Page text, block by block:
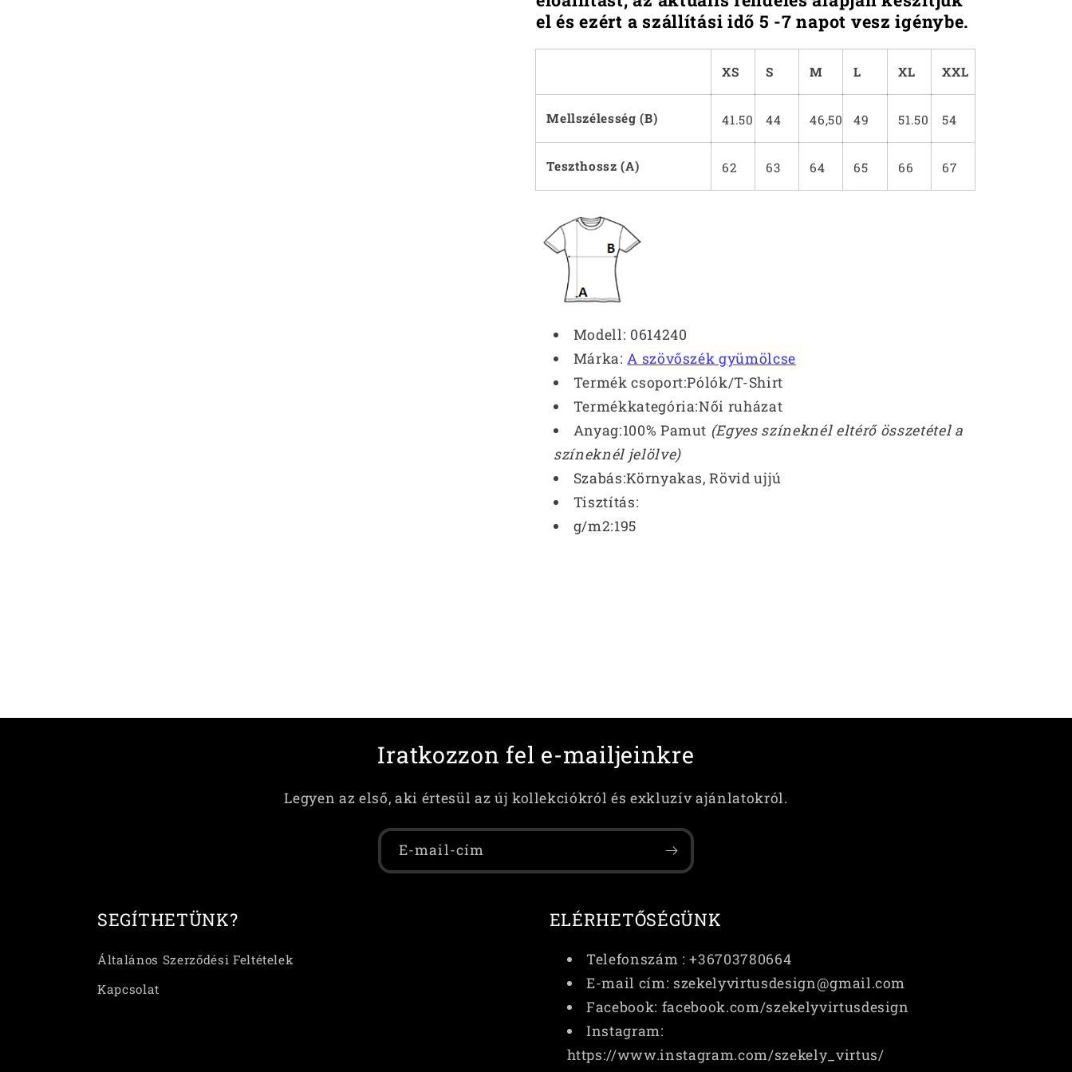
el és ezért a szállítási idő 5 -7 napot vesz igénybe.
XS S M L XL XXL
Mellszélesség (B) 41.50 44 46,50 49 51.50 54
Teszthossz (A) 62 63 64 65 66 67
Modell: 0614240
Márka:A szövőszék gyümölcse
Termék csoport:Pólók/T-Shirt
Termékkategória:Női ruházat
Anyag:100% Pamut (Egyes színeknél eltérő összetétel a
színeknél jelölve)
Szabás:Környakas, Rövid ujjú
Tisztítás:
g/m2:195
Iratkozzon fel e-mailjeinkre
Legyen az első, aki értesül az új kollekciókról és exkluzív ajánlatokról.
E-mail-cím
SEGÍTHETÜNK?
Általános Szerződési Feltételek
Kapcsolat
ELÉRHETŐSÉGÜNK
Telefonszám : +36703780664
E-mail cím: szekelyvirtusdesign@gmail.com
Facebook: facebook.com/szekelyvirtusdesign
Instagram:
https://www.instagram.com/szekely_virtus/